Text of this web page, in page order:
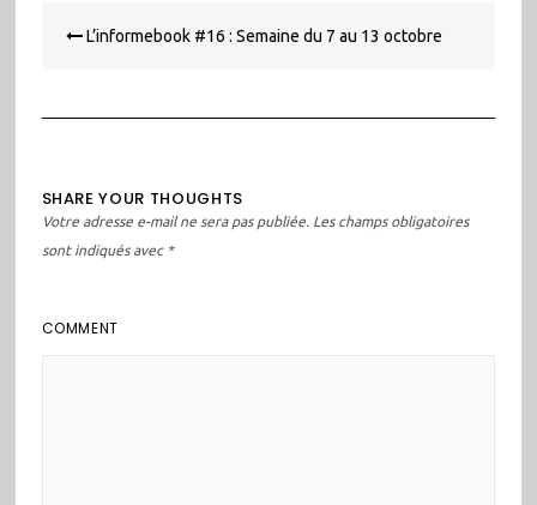
de L’informebook #16 : Semaine du 7 au 13 octobre
SHARE YOUR THOUGHTS
Votre adresse e-mail ne sera pas publiée. Les champs obligatoires
sont indiqués avec *
COMMENT